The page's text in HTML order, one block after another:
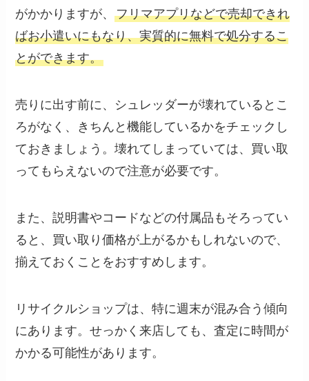
がかかりますが、フリマアプリなどで売却できれ
ばお小遣いにもなり、実質的に無料で処分するこ
とができます。
売りに出す前に、シュレッダーが壊れているとこ
ろがなく、きちんと機能しているかをチェックし
ておきましょう。壊れてしまっていては、買い取
ってもらえないので注意が必要です。
また、説明書やコードなどの付属品もそろってい
ると、買い取り価格が上がるかもしれないので、
揃えておくことをおすすめします。
リサイクルショップは、特に週末が混み合う傾向
にあります。せっかく来店しても、査定に時間が
かかる可能性があります。